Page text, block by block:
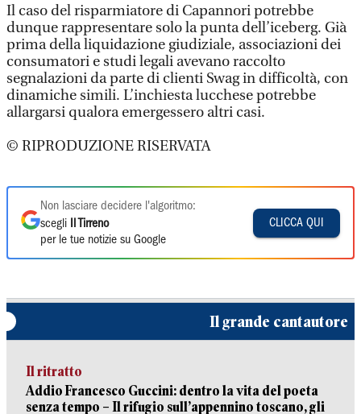
Il caso del risparmiatore di Capannori potrebbe
dunque rappresentare solo la punta dell’iceberg. Già
prima della liquidazione giudiziale, associazioni dei
consumatori e studi legali avevano raccolto
segnalazioni da parte di clienti Swag in difficoltà, con
dinamiche simili. L’inchiesta lucchese potrebbe
allargarsi qualora emergessero altri casi.
© RIPRODUZIONE RISERVATA
Non lasciare decidere l'algoritmo:
scegli
Il Tirreno
per le tue notizie su Google
CLICCA QUI
Il grande cantautore
Il ritratto
Addio Francesco Guccini: dentro la vita del poeta
senza tempo – Il rifugio sull’appennino toscano, gli